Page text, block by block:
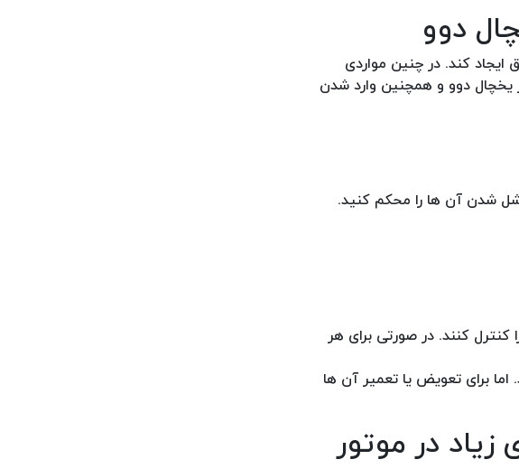
دوو
کند. در چنین مواردی
یخچال دوو و همچنین وارد شدن
شل شدن آن ها را محکم کنید.
کنترل کنند. در صورتی برای هر
برای تعویض یا تعمیر آن ها
در موتور